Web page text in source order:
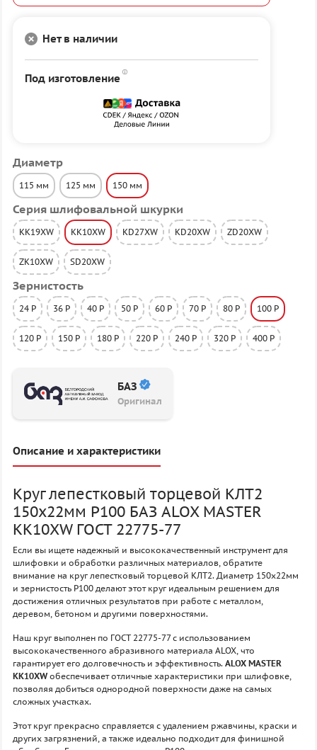
Диаметр
115 мм 125 мм 150 мм
Серия шлифовальной шкурки
KK19XW KK10XW KD27XW KD20XW ZD20XW
ZK10XW SD20XW
Зернистость
24 P 36 P 40 P 50 P 60 P 70 P 80 P 100 P
120 P 150 P 180 P 220 P 240 P 320 P 400 P
БАЗ
Оригинал
Нет в наличии
Под изготовление
Описание и характеристики
Круг лепестковый торцевой КЛТ2
150х22мм P100 БАЗ ALOX MASTER
KK10XW ГОСТ 22775-77
Если вы ищете надежный и высококачественный инструмент для
шлифовки и обработки различных материалов, обратите
внимание на круг лепестковый торцевой КЛТ2. Диаметр 150х22мм
и зернистость P100 делают этот круг идеальным решением для
достижения отличных результатов при работе с металлом,
деревом, бетоном и другими поверхностями.
Наш круг выполнен по ГОСТ 22775-77 с использованием
высококачественного абразивного материала ALOX, что
гарантирует его долговечность и эффективность. ALOX MASTER
KK10XWобеспечивает отличные характеристики при шлифовке,
позволяя добиться однородной поверхности даже на самых
сложных участках.
Этот круг прекрасно справляется с удалением ржавчины, краски и
других загрязнений, а также идеально подходит для финишной